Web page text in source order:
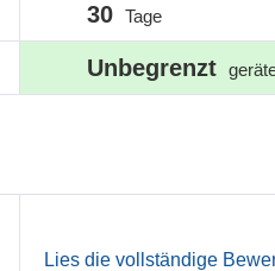
30 Tage
Unbegrenzt
Lies die vollständige